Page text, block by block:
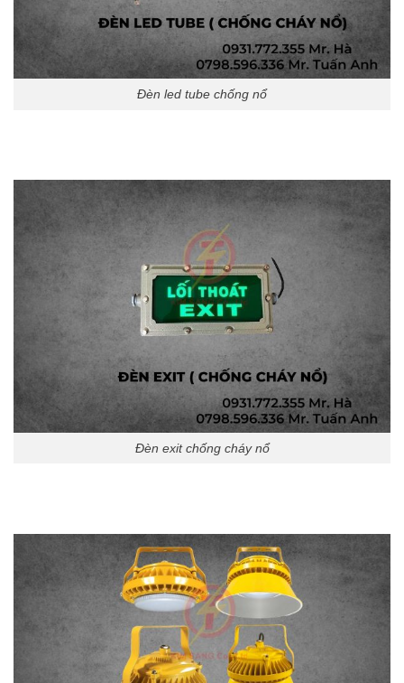
Đèn led tube chống nổ
Đèn exit chống cháy nổ